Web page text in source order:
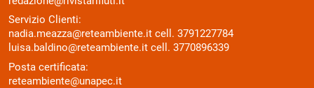
Servizio Clienti:
nadia.meazza@reteambiente.it cell. 3791227784
luisa.baldino@reteambiente.it cell. 3770896339
Posta certificata:
reteambiente@unapec.it